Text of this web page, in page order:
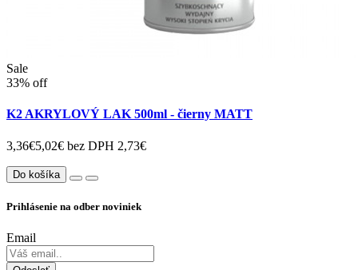
Sale
33% off
K2 AKRYLOVÝ LAK 500ml - čierny MATT
3,36€5,02€ bez DPH 2,73€
Do košíka
Prihlásenie na odber noviniek
Email